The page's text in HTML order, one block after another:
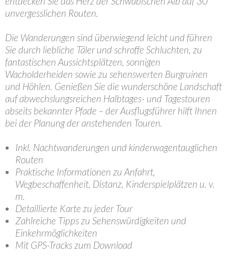
unvergesslichen Routen.
Die Wanderungen sind überwiegend leicht und führen
Sie durch liebliche Täler und schroffe Schluchten, zu
fantastischen Aussichtsplätzen, sonnigen
Wacholderheiden sowie zu sehenswerten Burgruinen
und Höhlen. Genießen Sie die wunderschöne Landschaft
auf abwechslungsreichen Halbtages- und Tagestouren
abseits bekannter Pfade – der Ausflugsführer hilft Ihnen
bei der Planung der anstehenden Touren.
Inkl. Nachtwanderungen und kinderwagentauglichen
Routen
Praktische Informationen zu Anfahrt,
Wegbeschaffenheit, Distanz, Kinderspielplätzen u. v.
m.
Detaillierte Karte zu jeder Tour
Zahlreiche Tipps zu Sehenswürdigkeiten und
Einkehrmöglichkeiten
Mit GPS-Tracks zum Download